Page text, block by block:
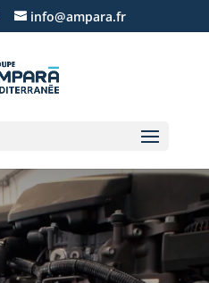
info@ampara.fr